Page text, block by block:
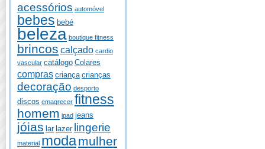
acessórios automóvel
bebes bebé
beleza boutique fitness
brincos calçado cardio
vascular catálogo Colares
compras criança crianças
decoração desporto
discos emagrecer fitness
homem ipad jeans
jóias lar lazer lingerie
material modamulher